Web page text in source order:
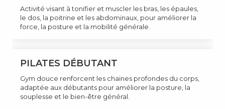
Activité visant à tonifier et muscler les bras, les épaules,
le dos, la poitrine et les abdominaux, pour améliorer la
force, la posture et la mobilité générale.
PILATES DÉBUTANT
Gym douce renforcent les chaines profondes du corps,
adaptée aux débutants pour améliorer la posture, la
souplesse et le bien-être général.